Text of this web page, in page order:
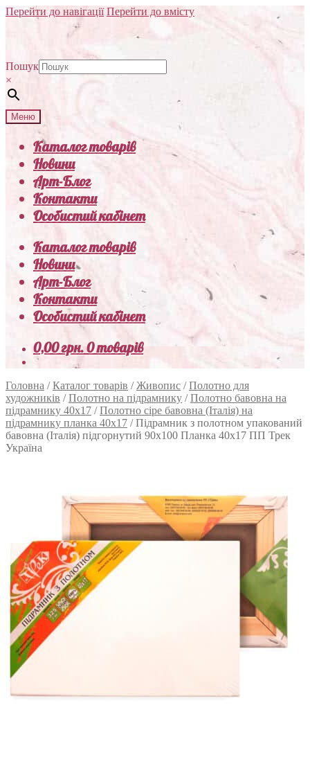
Перейти до навігації Перейти до вмісту
Пошук
×
Меню
Каталог товарів
Новини
Арт-Блог
Контакти
Особистий кабінет
Каталог товарів
Новини
Арт-Блог
Контакти
Особистий кабінет
0,00грн.0 товарів
Головна /Каталог товарів /Живопис /Полотно для
художників /Полотно на підрамнику /Полотно бавовна на
підрамнику 40х17 /Полотно сіре бавовна (Італія) на
підрамнику планка 40х17 /Підрамник з полотном упакований
бавовна (Італія) підгорнутий 90х100 Планка 40х17 ПП Трек
Україна